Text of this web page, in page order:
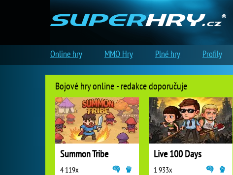
Bojové hry online - redakce doporučuje
Summon Tribe
4 119x
Live 100 Days
1 933x
Online hry MMO Hry Plné hry Profily